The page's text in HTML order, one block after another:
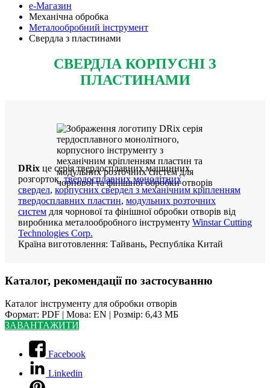
е-Магазин
Механічна обробка
Металообробний інструмент
Свердла з пластинами
СВЕРДЛА КОРПУСНІ З
ПЛАСТИНАМИ
DRix це серія твердосплавних машинних
розгорток,твердосплавних монолітних
свердел, корпусних свердел з механічним кріпленням
твердосплавних пластин, модульних розточних
систем для чорнової та фінішної обробки отворів від
виробника металообробного інструменту Winstar Cutting
Technologies Corp.
Країна виготовлення: Тайвань, Республіка Китай
Каталог, рекомендації по застосуванню
Каталог інструменту для обробки отворів
Формат: PDF | Мова: EN | Розмір: 6,43 МБ
ЗАВАНТАЖИТИ
Facebook
Linkedin